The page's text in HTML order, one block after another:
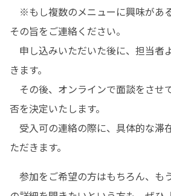
※もし複数のメニューに興味があ
その旨をご連絡ください。
申し込みいただいた後に、担当者
きます。
その後、オンラインで面談をさせ
否を決定いたします。
受入可の連絡の際に、具体的な滞
ただきます。
参加をご希望の方はもちろん、も